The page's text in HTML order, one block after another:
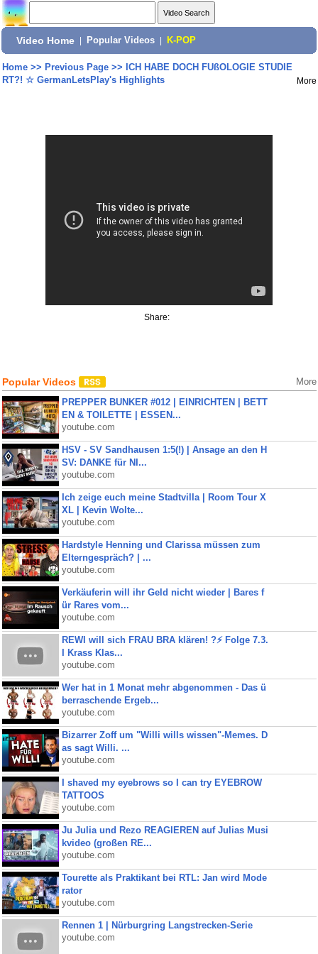
Video Home Popular Videos K-POP
Home>> Previous Page>> ICH HABE DOCH FUßOLOGIE STUDIE
RT?! ☆ GermanLetsPlay's Highlights
More
Share:
Popular Videos More
PREPPER BUNKER #012 | EINRICHTEN | BETT
EN & TOILETTE | ESSEN...
youtube.com
HSV - SV Sandhausen 1:5(!) | Ansage an den H
SV: DANKE für NI...
youtube.com
Ich zeige euch meine Stadtvilla | Room Tour X
XL | Kevin Wolte...
youtube.com
Hardstyle Henning und Clarissa müssen zum
Elterngespräch? | ...
youtube.com
Verkäuferin will ihr Geld nicht wieder | Bares f
ür Rares vom...
youtube.com
REWI will sich FRAU BRA klären! ?⚡️ Folge 7.3.
I Krass Klas...
youtube.com
Wer hat in 1 Monat mehr abgenommen - Das ü
berraschende Ergeb...
youtube.com
Bizarrer Zoff um "Willi wills wissen"-Memes. D
as sagt Willi. ...
youtube.com
I shaved my eyebrows so I can try EYEBROW
TATTOOS
youtube.com
Ju Julia und Rezo REAGIEREN auf Julias Musi
kvideo (großen RE...
youtube.com
Tourette als Praktikant bei RTL: Jan wird Mode
rator
youtube.com
Rennen 1 | Nürburgring Langstrecken-Serie
youtube.com